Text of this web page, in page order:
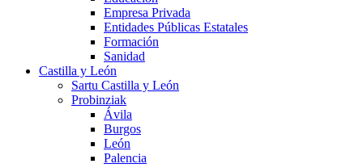
Empresa Privada
Entidades Públicas Estatales
Formación
Sanidad
Castilla y León
Sartu Castilla y León
Probinziak
Ávila
Burgos
León
Palencia